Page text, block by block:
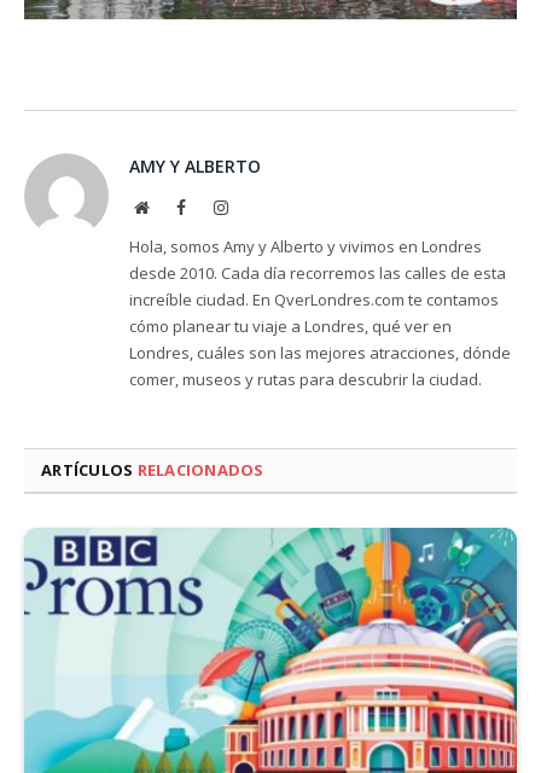
AMY Y ALBERTO
WebsiteFacebookInstagram
Hola, somos Amy y Alberto y vivimos en Londres
desde 2010. Cada día recorremos las calles de esta
increíble ciudad. En QverLondres.com te contamos
cómo planear tu viaje a Londres, qué ver en
Londres, cuáles son las mejores atracciones, dónde
comer, museos y rutas para descubrir la ciudad.
ARTÍCULOS RELACIONADOS